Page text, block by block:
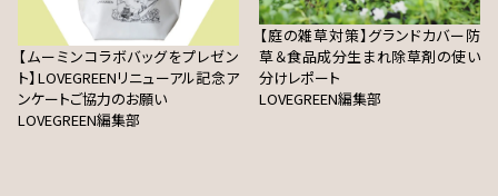
【ムーミンコラボバッグをプレゼン
ト】LOVEGREENリニューアル記念ア
ンケートご協力のお願い
LOVEGREEN編集部
【庭の雑草対策】グランドカバー防
草＆食品成分生まれ除草剤の使い
分けレポート
LOVEGREEN編集部